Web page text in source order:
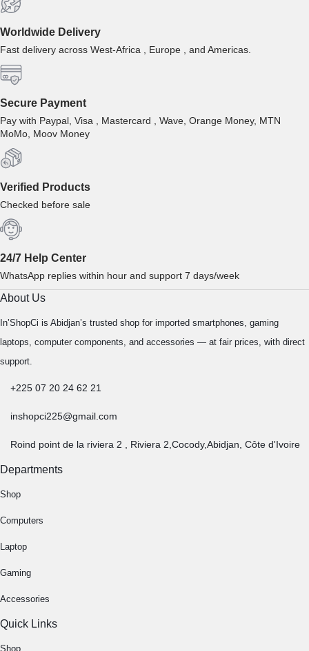
Worldwide Delivery
Fast delivery across West-Africa , Europe , and Americas.
Secure Payment
Pay with Paypal, Visa , Mastercard , Wave, Orange Money, MTN
MoMo, Moov Money
Verified Products
Checked before sale
24/7 Help Center
WhatsApp replies within hour and support 7 days/week
About Us
In’ShopCi is Abidjan’s trusted shop for imported smartphones, gaming
laptops, computer components, and accessories — at fair prices, with direct
support.
+225 07 20 24 62 21
inshopci225@gmail.com
Roind point de la riviera 2 , Riviera 2,Cocody,Abidjan, Côte d'Ivoire
Departments
Shop
Computers
Laptop
Gaming
Accessories
Quick Links
Shop